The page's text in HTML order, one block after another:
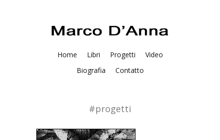
Home Libri Progetti
Video
Biografia
Contatto
#progetti